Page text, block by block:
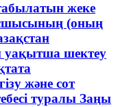
жеке
(оның
шектеу
және сот
туралы Заңы